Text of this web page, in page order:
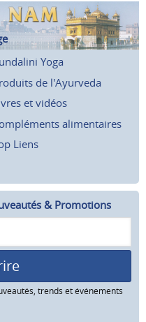
Yoga
de l'Ayurveda
et vidéos
alimentaires
Liens
& Promotions
trends et événements